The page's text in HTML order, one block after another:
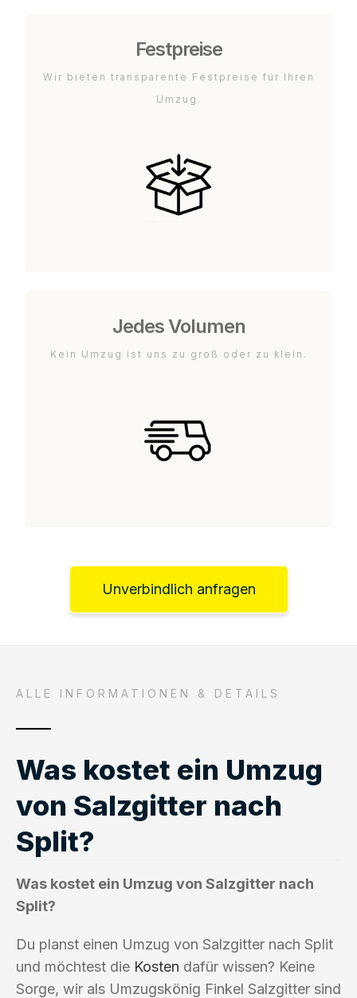
Festpreise
Wir bieten transparente Festpreise für Ihren
Umzug.
Jedes Volumen
Kein Umzug ist uns zu groß oder zu klein.
Unverbindlich anfragen
ALLE INFORMATIONEN & DETAILS
Was kostet ein Umzug
von Salzgitter nach
Split?
Was kostet ein Umzug von Salzgitter nach
Split?
Du planst einen Umzug von Salzgitter nach Split
und möchtest die Kosten dafür wissen? Keine
Sorge, wir als Umzugskönig Finkel Salzgitter sind